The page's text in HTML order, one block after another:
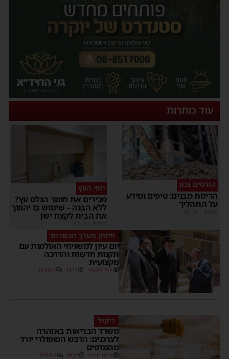
עוד כותרות
הורסים נכון
הריסת מבנים: טיפים ומידע
על התהליך
מקודם
יופי העץ
מכירים את חומר הגלם עץ?
ללא הבנה – שימוש בו יהפוך
את הבית לקצת ישן
מקודם
חיזוק מערך הכשרות
יום עיון למשגיחי האולמות עם
תקנות חדשות והדרכה
מקצועית
יוסי יחזקאלי 14:11 1 תגובות
ריקול
משרד הבריאות באזהרה
לצרכנים: הדבש הפופולרי יורד
מהמדפים
מנחם דויטש 06:57 1 תגובות